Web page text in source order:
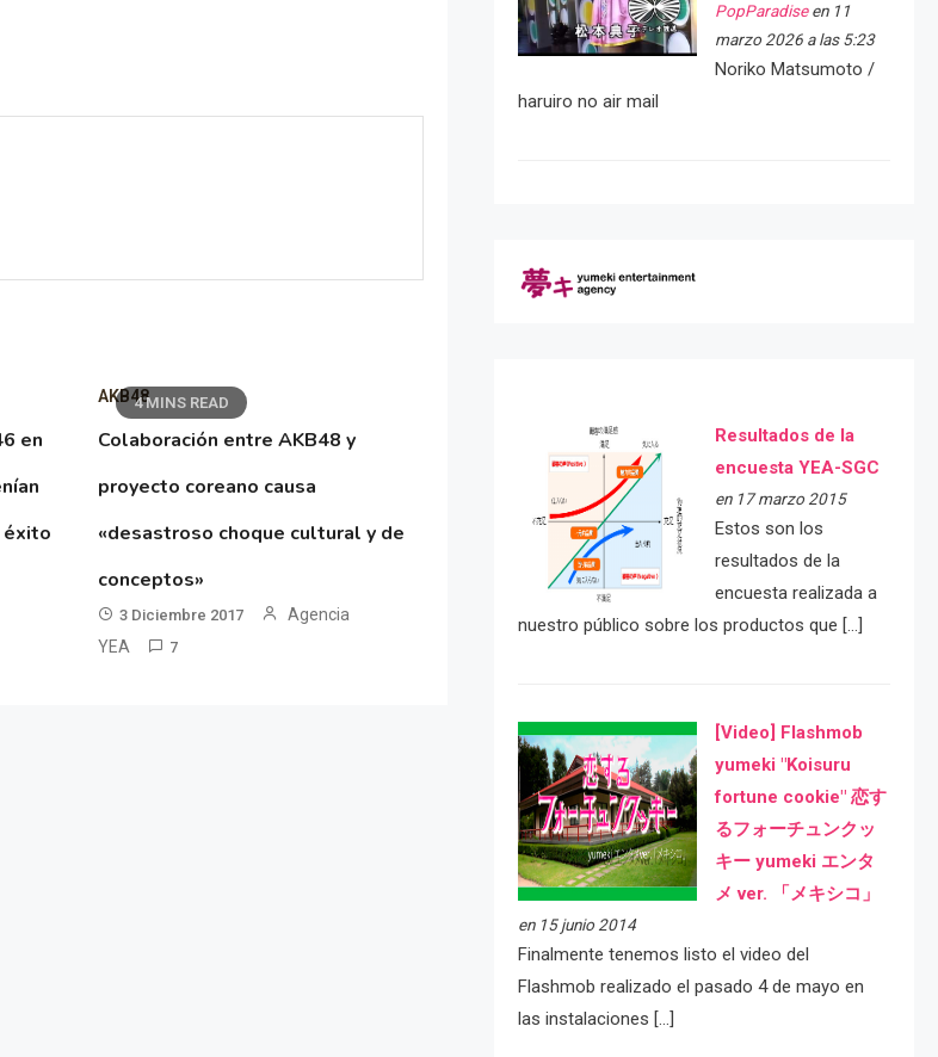
en
éxito
4 MINS READ
AKB48
Colaboración entre AKB48 y
proyecto coreano causa
«desastroso choque cultural y de
conceptos»
3 Diciembre 2017
Agencia
YEA
7
PopParadiseen 11
marzo 2026 a las 5:23
Noriko Matsumoto /
haruiro no air mail
Resultados de la
encuesta YEA-SGC
en 17 marzo 2015
Estos son los
resultados de la
encuesta realizada a
nuestro público sobre los productos que […]
[Video] Flashmob
yumeki "Koisuru
fortune cookie" 恋す
るフォーチュンクッ
キー yumeki エンタ
メ ver. 「メキシコ」
en 15 junio 2014
Finalmente tenemos listo el video del
Flashmob realizado el pasado 4 de mayo en
las instalaciones […]